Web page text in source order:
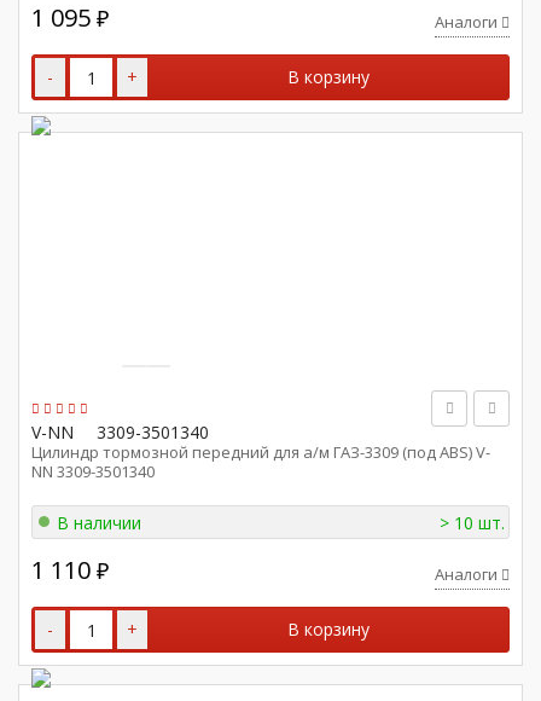
1 095 ₽ Аналоги
- + В корзину
V-NN 3309-3501340
Цилиндр тормозной передний для а/м ГАЗ-3309 (под ABS) V-
NN 3309-3501340
В наличии > 10 шт.
1 110 ₽ Аналоги
- + В корзину